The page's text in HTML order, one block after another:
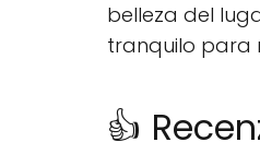
belleza del
tranquilo para
👍